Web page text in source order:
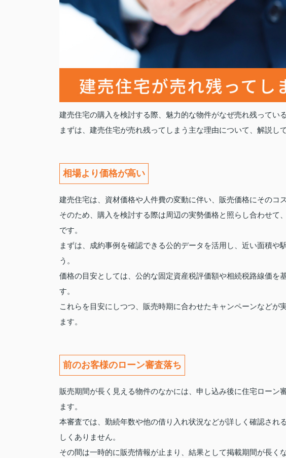
建売住宅の購入を検討する際、魅力的な物件がなぜ売れ残ってい
まずは、建売住宅が売れ残ってしまう主な理由について、解説し
相場より価格が高い
建売住宅は、資材価格や人件費の変動に伴い、販売価格にそのコ
そのため、購入を検討する際は周辺の実勢価格と照らし合わせて
です。
まずは、成約事例を確認できる公的データを活用し、近い面積や
う。
価格の目安としては、公的な固定資産税評価額や相続税路線価を
す。
これらを目安にしつつ、販売時期に合わせたキャンペーンなどが
ます。
前のお客様のローン審査落ち
販売期間が長く見える物件のなかには、申し込み後に住宅ローン
ます。
本審査では、勤続年数や他の借り入れ状況などが詳しく確認され
しくありません。
その間は一時的に販売情報が止まり、結果として掲載期間が長く